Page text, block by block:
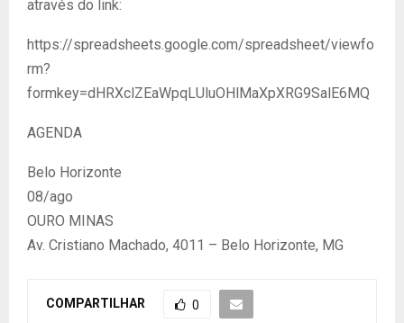
através do link:
https://spreadsheets.google.com/spreadsheet/viewfo
rm?
formkey=dHRXclZEaWpqLUluOHlMaXpXRG9SalE6MQ
AGENDA
Belo Horizonte
08/ago
OURO MINAS
Av. Cristiano Machado, 4011 – Belo Horizonte, MG
COMPARTILHAR 0